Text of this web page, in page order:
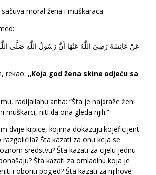
moral žena i muškaraca.
عَنْ عَائِشَةَ رَضِيَ اللَّهُ عَنْهَا أَنَّ رَسُولُ اللَّهِ صَلَّى
rekao: „Koja god žena skine odjeću sa
radijallahu anha: “Šta je najdraže ženi
muškarci, niti da ona gleda njih.”
dvije krpice, kojima dokazuju kojeficijent
Šta kazati za onu koja se
sredstvu? Šta kazati za cijelu jednu
Šta kazati za omladinu koja je
i oboriti pogled? Šta kazati za njihove